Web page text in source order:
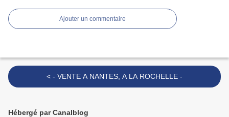
Ajouter un commentaire
< - VENTE A NANTES, A LA ROCHELLE -
Hébergé par Canalblog